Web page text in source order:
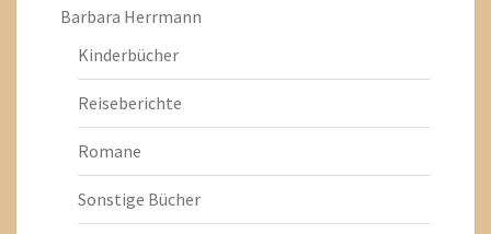
Barbara Herrmann
Kinderbücher
Reiseberichte
Romane
Sonstige Bücher